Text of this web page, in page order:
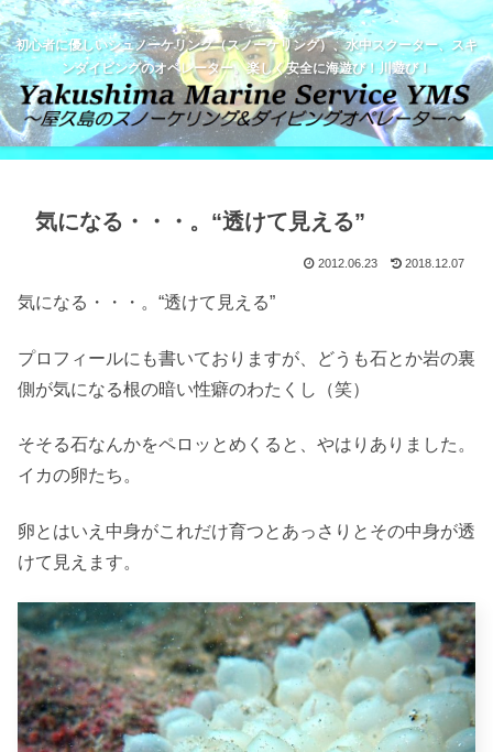
初心者に優しいシュノーケリング（スノーケリング）、水中スクーター、スキ
ンダイビングのオペレーター。楽しく安全に海遊び！川遊び！
気になる・・・。“透けて見える”
2012.06.23 2018.12.07
気になる・・・。“透けて見える”
プロフィールにも書いておりますが、どうも石とか岩の裏
側が気になる根の暗い性癖のわたくし（笑）
そそる石なんかをペロッとめくると、やはりありました。
イカの卵たち。
卵とはいえ中身がこれだけ育つとあっさりとその中身が透
けて見えます。